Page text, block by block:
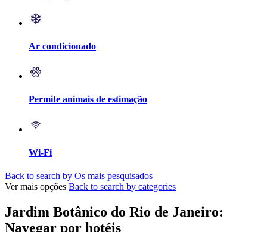
Ar condicionado
Permite animais de estimação
Wi-Fi
Back to search by Os mais pesquisados
Ver mais opções Back to search by categories
Jardim Botânico do Rio de Janeiro:
Navegar por hotéis